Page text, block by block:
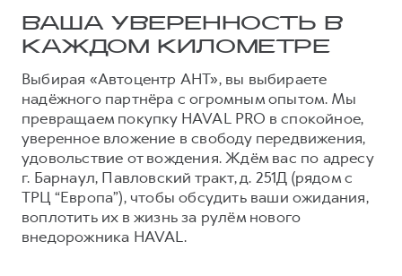
ВАША УВЕРЕННОСТЬ В
КАЖДОМ КИЛОМЕТРЕ
Выбирая «Автоцентр АНТ», вы выбираете
надёжного партнёра с огромным опытом. Мы
превращаем покупку HAVAL PRO в спокойное,
уверенное вложение в свободу передвижения,
удовольствие от вождения. Ждём вас по адресу
г. Барнаул, Павловский тракт, д. 251Д (рядом с
ТРЦ “Европа”), чтобы обсудить ваши ожидания,
воплотить их в жизнь за рулём нового
внедорожника HAVAL.